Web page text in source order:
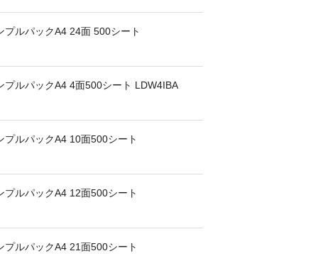
プルパックA4 24面 500シート
プルパックA4 4面500シート LDW4IBA
プルパックA4 10面500シート
プルパックA4 12面500シート
プルパックA4 21面500シート